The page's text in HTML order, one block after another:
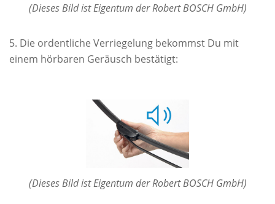
(Dieses Bild ist Eigentum der Robert BOSCH GmbH)
Die ordentliche Verriegelung bekommst Du mit
einem hörbaren Geräusch bestätigt:
(Dieses Bild ist Eigentum der Robert BOSCH GmbH)